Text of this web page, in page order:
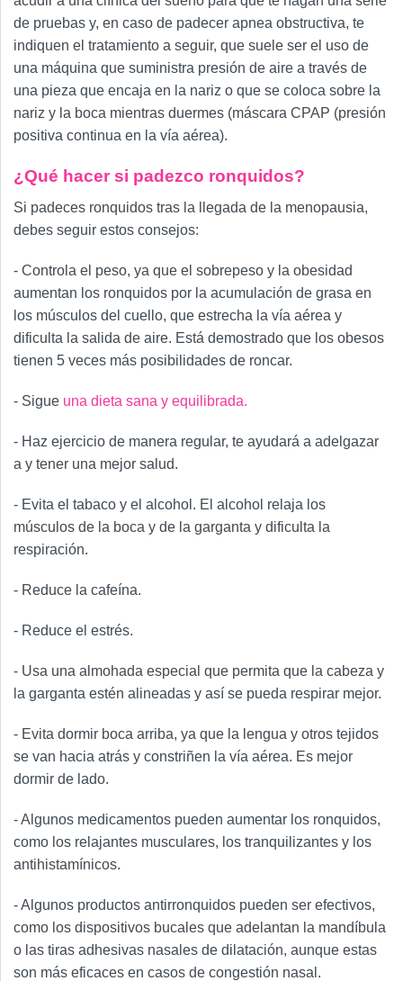
de pruebas y, en caso de padecer apnea obstructiva, te
indiquen el tratamiento a seguir, que suele ser el uso de
una máquina que suministra presión de aire a través de
una pieza que encaja en la nariz o que se coloca sobre la
nariz y la boca mientras duermes (máscara CPAP (presión
positiva continua en la vía aérea).
¿Qué hacer si padezco ronquidos?
Si padeces ronquidos tras la llegada de la menopausia,
debes seguir estos consejos:
- Controla el peso, ya que el sobrepeso y la obesidad
aumentan los ronquidos por la acumulación de grasa en
los músculos del cuello, que estrecha la vía aérea y
dificulta la salida de aire. Está demostrado que los obesos
tienen 5 veces más posibilidades de roncar.
- Sigue una dieta sana y equilibrada.
- Haz ejercicio de manera regular, te ayudará a adelgazar
a y tener una mejor salud.
- Evita el tabaco y el alcohol. El alcohol relaja los
músculos de la boca y de la garganta y dificulta la
respiración.
- Reduce la cafeína.
- Reduce el estrés.
- Usa una almohada especial que permita que la cabeza y
la garganta estén alineadas y así se pueda respirar mejor.
- Evita dormir boca arriba, ya que la lengua y otros tejidos
se van hacia atrás y constriñen la vía aérea. Es mejor
dormir de lado.
- Algunos medicamentos pueden aumentar los ronquidos,
como los relajantes musculares, los tranquilizantes y los
antihistamínicos.
- Algunos productos antirronquidos pueden ser efectivos,
como los dispositivos bucales que adelantan la mandíbula
o las tiras adhesivas nasales de dilatación, aunque estas
son más eficaces en casos de congestión nasal.